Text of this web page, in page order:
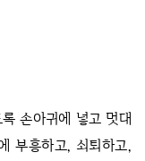
손아귀에 넣고 멋대
부흥하고, 쇠퇴하고,